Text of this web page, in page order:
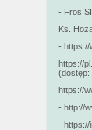
- Fros
Ks.
- https://
https://
(dostęp:
https://
- http://
- https://